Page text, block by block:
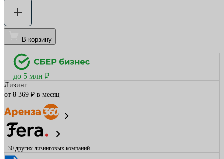
В корзину
до 5 млн ₽
Лизинг
от 8 369 ₽ в месяц
+30 других лизинговых компаний